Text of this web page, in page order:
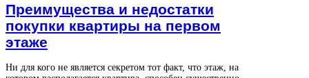
Преимущества и недостатки
покупки квартиры на первом
этаже
Ни для кого не является секретом тот факт, что этаж, на